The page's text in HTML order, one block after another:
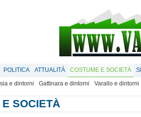
POLITICA ATTUALITÀ COSTUME E SOCIETÀ
e dintorni Gattinara e dintorni Varallo e dintorni
SOCIETÀ